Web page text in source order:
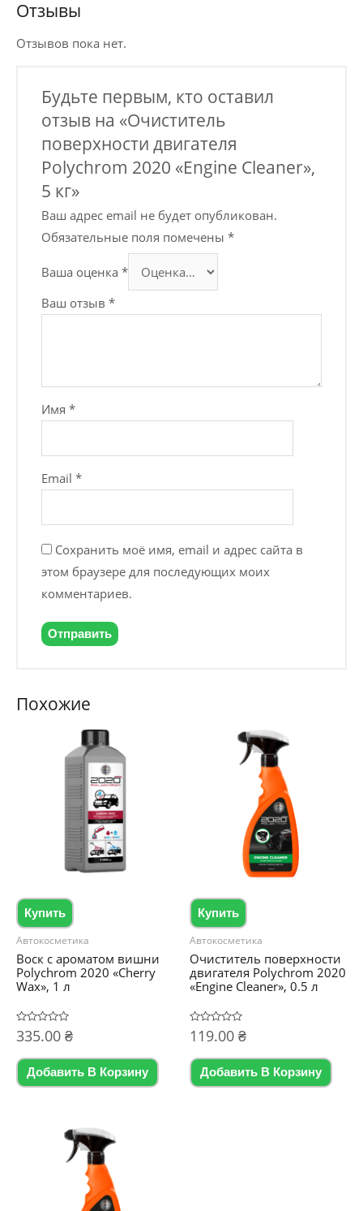
Отзывы
Отзывов пока нет.
Будьте первым, кто оставил
отзыв на «Очиститель
поверхности двигателя
Polychrom 2020 «Engine Cleaner»,
5 кг»
Ваш адрес email не будет опубликован.
Обязательные поля помечены*
Ваша оценка*
Ваш отзыв*
Имя*
Email*
Сохранить моё имя, email и адрес сайта в
этом браузере для последующих моих
комментариев.
Похожие
Купить
Автокосметика
Воск с ароматом вишни
Polychrom 2020 «Cherry
Wax», 1 л
Оценка
0
5
335.00 ₴
Добавить В Корзину
Купить
Автокосметика
Очиститель поверхности
двигателя Polychrom 2020
«Engine Cleaner», 0.5 л
Оценка
0
5
119.00 ₴
Добавить В Корзину